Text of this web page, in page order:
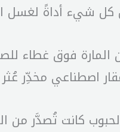
كل شيء أداةً لغسل
فوق غطاء
اصطناعي مخدِّر
كانت تُصدَّر من